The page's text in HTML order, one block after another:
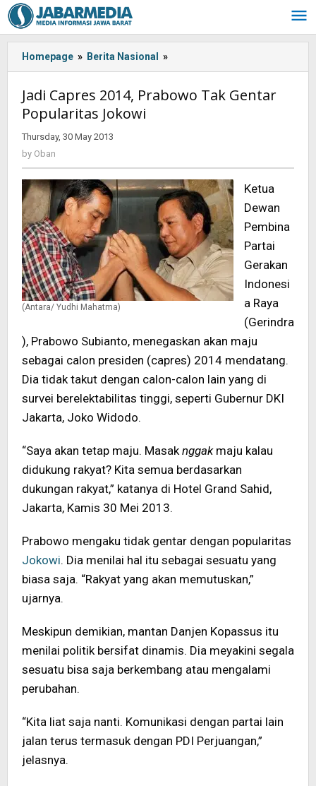
Skip
to
content
Homepage » Berita Nasional »
Capres
Prabowo
Jadi Capres 2014, Prabowo Tak Gentar
Popularitas Jokowi
Thursday, 30 May 2013
by Oban
(Antara/ Yudhi Mahatma)
Ketua
Dewan
Pembina
Partai
Gerakan
Indonesi
a Raya
(Gerindra
), Prabowo Subianto, menegaskan akan maju
sebagai calon presiden (capres) 2014 mendatang.
Dia tidak takut dengan calon-calon lain yang di
survei berelektabilitas tinggi, seperti Gubernur DKI
Jakarta, Joko Widodo.
“Saya akan tetap maju. Masaknggakmaju kalau
didukung rakyat? Kita semua berdasarkan
dukungan rakyat,” katanya di Hotel Grand Sahid,
Jakarta, Kamis 30 Mei 2013.
Prabowo mengaku tidak gentar dengan popularitas
Jokowi. Dia menilai hal itu sebagai sesuatu yang
biasa saja. “Rakyat yang akan memutuskan,”
ujarnya.
Meskipun demikian, mantan Danjen Kopassus itu
menilai politik bersifat dinamis. Dia meyakini segala
sesuatu bisa saja berkembang atau mengalami
perubahan.
“Kita liat saja nanti. Komunikasi dengan partai lain
jalan terus termasuk dengan PDI Perjuangan,”
jelasnya.